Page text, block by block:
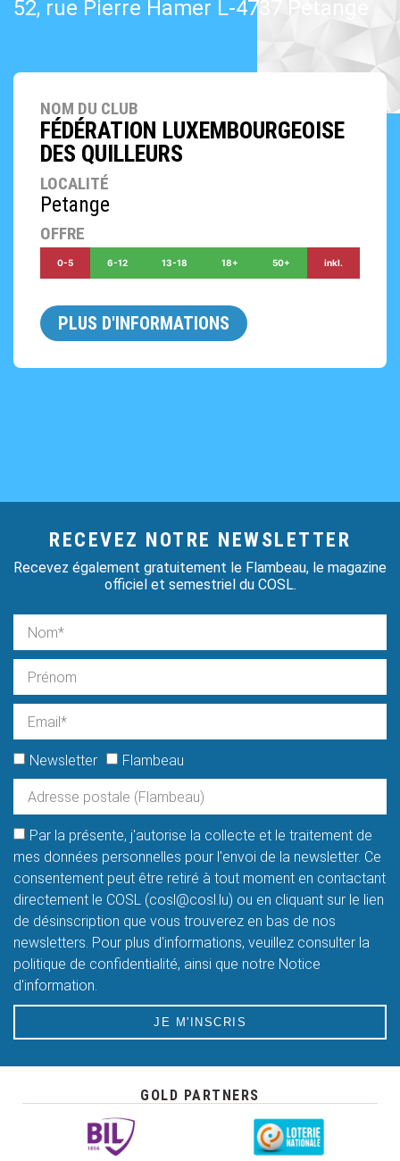
52, rue Pierre Hamer L-4737 Pétange
NOM DU CLUB
FÉDÉRATION LUXEMBOURGEOISE
DES QUILLEURS
LOCALITÉ
Petange
OFFRE
0-5 6-12 13-18 18+ 50+ inkl.
PLUS D'INFORMATIONS
RECEVEZ NOTRE NEWSLETTER
Recevez également gratuitement le Flambeau, le magazine
officiel et semestriel du COSL.
Newsletter Flambeau
Par la présente, j'autorise la collecte et le traitement de
mes données personnelles pour l'envoi de la newsletter. Ce
consentement peut être retiré à tout moment en contactant
directement le COSL (cosl@cosl.lu) ou en cliquant sur le lien
de désinscription que vous trouverez en bas de nos
newsletters. Pour plus d'informations, veuillez consulter la
politique de confidentialité, ainsi que notre Notice
d'information.
JE M'INSCRIS
GOLD PARTNERS